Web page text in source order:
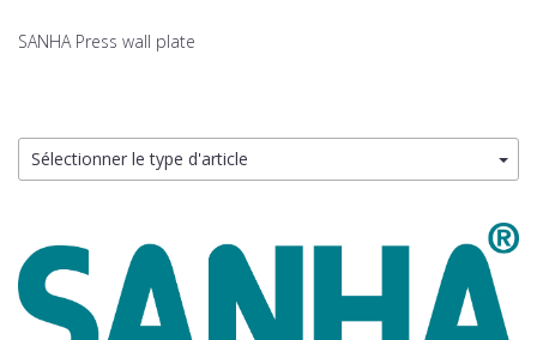
SANHA Press wall plate
Sélectionner le type d'article